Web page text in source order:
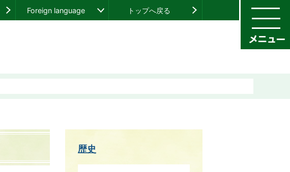
Foreign language トップへ戻る
歴史